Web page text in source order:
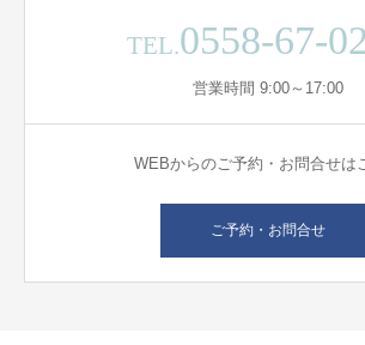
TEL.0558-67-
営業時間 9:00～17:00
WEBからのご予約・お問合せは
ご予約・お問合せ